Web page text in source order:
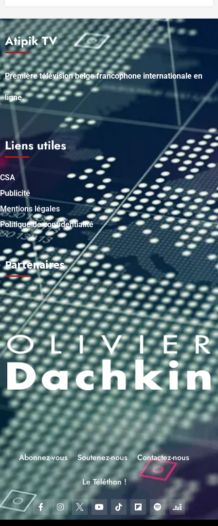
Atipik TV
Première télévision belge francophone internationale en
ligne.
Liens utiles
CSA
Publicité
Mentions légales
Politique de confidentialité
Partenaires
Abonnez-vous Soutenez-nous Contactez-nous
Le Téléthon !